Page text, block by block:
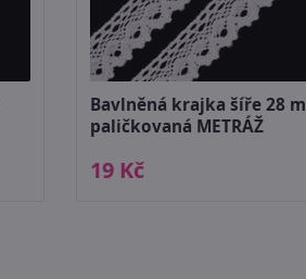
Bavlněná krajka šíře 28
paličkovaná METRÁŽ
19 Kč